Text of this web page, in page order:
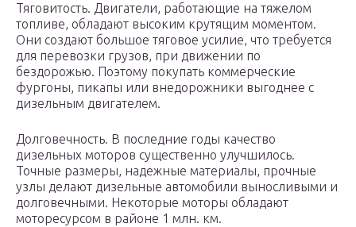
Тяговитость. Двигатели, работающие на тяжелом
топливе, обладают высоким крутящим моментом.
Они создают большое тяговое усилие, что требуется
для перевозки грузов, при движении по
бездорожью. Поэтому покупать коммерческие
фургоны, пикапы или внедорожники выгоднее с
дизельным двигателем.
Долговечность. В последние годы качество
дизельных моторов существенно улучшилось.
Точные размеры, надежные материалы, прочные
узлы делают дизельные автомобили выносливыми и
долговечными. Некоторые моторы обладают
моторесурсом в районе 1 млн. км.